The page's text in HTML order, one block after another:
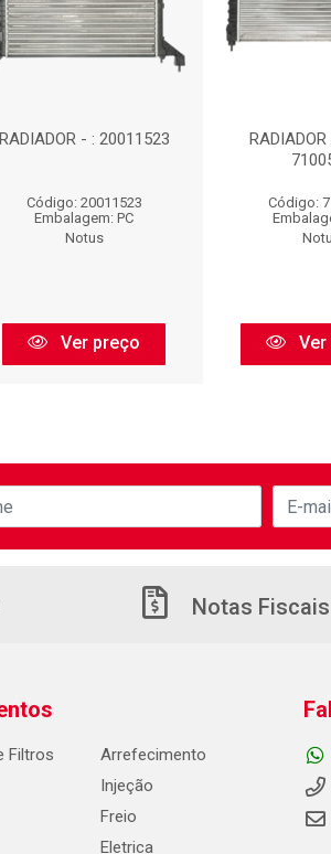
RADIADOR - : 20011523
Código: 20011523
Embalagem: PC
Notus
Ver preço
Código:
Ver
Notas Fiscais
Filtros
Arrefecimento
Injeção
Freio
Eletrica